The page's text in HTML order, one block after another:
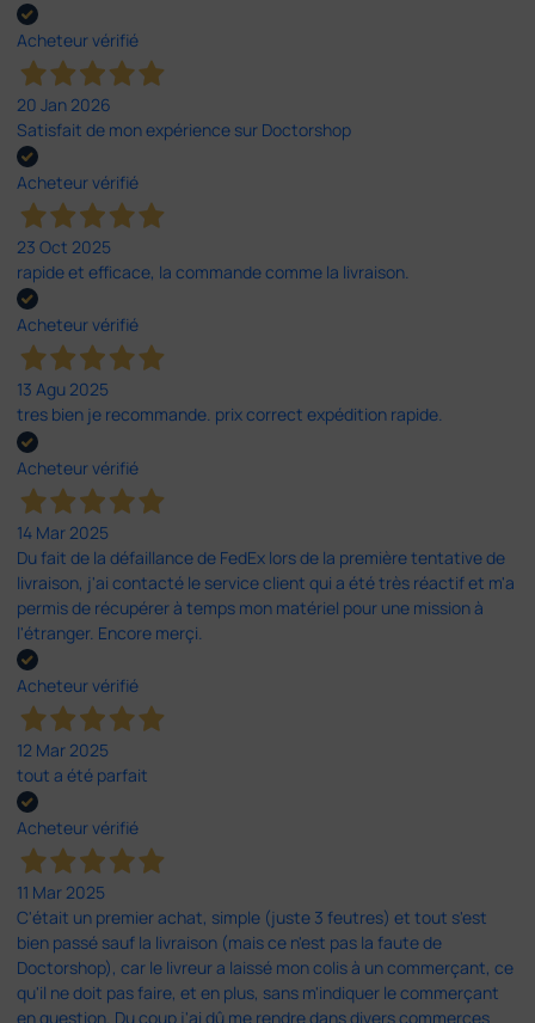
Acheteur vérifié
20 Jan 2026
Satisfait de mon expérience sur Doctorshop
Acheteur vérifié
23 Oct 2025
rapide et efficace, la commande comme la livraison.
Acheteur vérifié
13 Agu 2025
tres bien je recommande. prix correct expédition rapide.
Acheteur vérifié
14 Mar 2025
Du fait de la défaillance de FedEx lors de la première tentative de
livraison, j'ai contacté le service client qui a été très réactif et m'a
permis de récupérer à temps mon matériel pour une mission à
l'étranger. Encore merçi.
Acheteur vérifié
12 Mar 2025
tout a été parfait
Acheteur vérifié
11 Mar 2025
C'était un premier achat, simple (juste 3 feutres) et tout s'est
bien passé sauf la livraison (mais ce n'est pas la faute de
Doctorshop), car le livreur a laissé mon colis à un commerçant, ce
qu'il ne doit pas faire, et en plus, sans m'indiquer le commerçant
en question. Du coup j'ai dû me rendre dans divers commerces